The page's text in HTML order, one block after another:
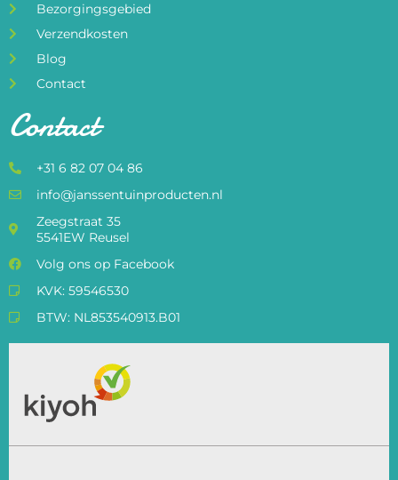
Bezorgingsgebied
Verzendkosten
Blog
Contact
Contact
+31 6 82 07 04 86
info@janssentuinproducten.nl
Zeegstraat 35
5541EW Reusel
Volg ons op Facebook
KVK: 59546530
BTW: NL853540913.B01